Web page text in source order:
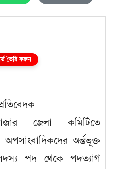
তৈরি করুন
জেলা কমিটিতে
অর্ন্তভূক্ত
পদ থেকে পদত্যাগ